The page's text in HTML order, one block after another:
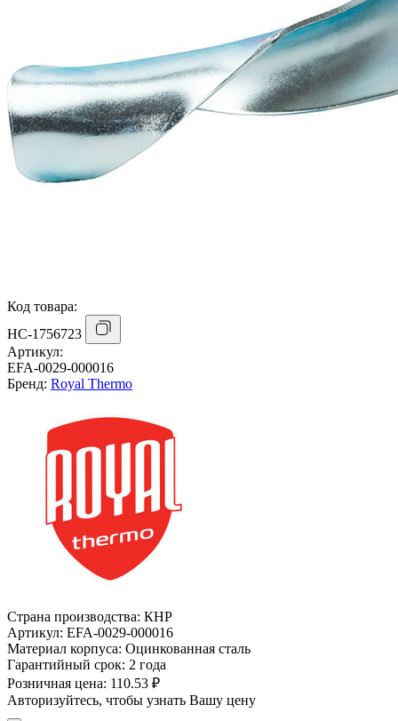
Код товара:
НС-1756723
Артикул:
EFA-0029-000016
Бренд: Royal Thermo
Страна производства: КНР
Артикул: EFA-0029-000016
Материал корпуса: Оцинкованная сталь
Гарантийный срок: 2 года
Розничная цена: 110.53 ₽
Авторизуйтесь, чтобы узнать Вашу цену